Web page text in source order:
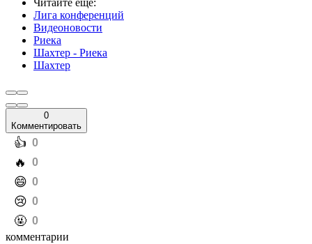
Читайте еще:
Лига конференций
Видеоновости
Риека
Шахтер - Риека
Шахтер
0
Комментировать
️👍 0
️🔥 0
️😄 0
️😢 0
️🤬 0
комментарии